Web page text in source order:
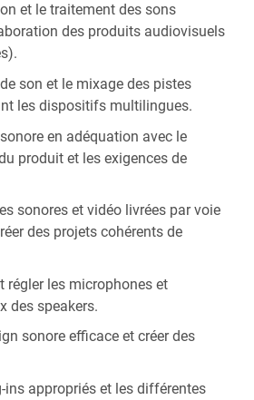
et le traitement des sons
des produits audiovisuels
son et le mixage des pistes
les dispositifs multilingues.
en adéquation avec le
produit et les exigences de
sonores et vidéo livrées par voie
des projets cohérents de
régler les microphones et
des speakers.
sonore efficace et créer des
ins appropriés et les différentes